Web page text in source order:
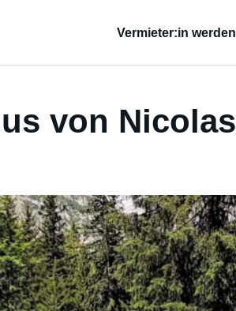
Vermieter:in werden
von Nicolas